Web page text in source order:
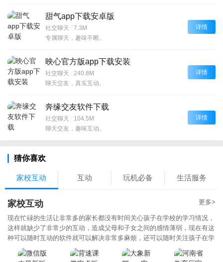
甜气app下载安卓版
社交聊天
7.3M
专属聊天，趣味不断。
详情
映心官方版app下载安装
社交聊天
240.8M
聊天交友，真实互动。
详情
奔缘交友软件下载
社交聊天
104.5M
聊天交友，趣味互动。
详情
猜你喜欢
家校互动 互动 玩机必备 生活服务
家校互动 更多>
现在忙碌的生活让非常多的家长都没有时间关心孩子在学校的学习情况，
这样就缺少了非常少的互动，造成父母和子女之间的感情薄弱，现在有这
种可以随时互动的软件就可以解决非常多麻烦，还可以随时关注孩子在学
校中的情况，增加与孩子之间的话题，随时与孩子互动，一起记录孩子的
成长。